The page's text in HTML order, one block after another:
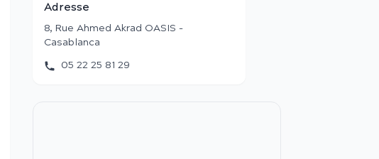
Adresse
8, Rue Ahmed Akrad OASIS -
Casablanca
05 22 25 81 29